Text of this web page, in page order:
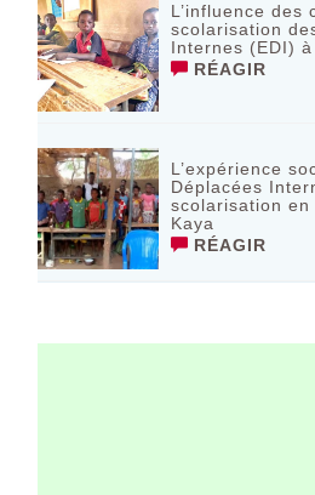
L’influence des
scolarisation
Internes (EDI) à
RÉAGIR
L’expérience
Déplacées
scolarisation en
Kaya
RÉAGIR